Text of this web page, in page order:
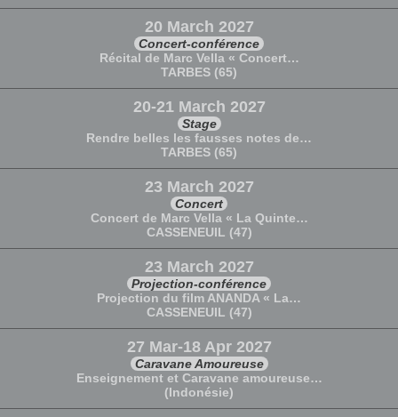
20 March 2027
Concert-conférence
Récital de Marc Vella « Concert…
TARBES (65)
20-21 March 2027
Stage
Rendre belles les fausses notes de…
TARBES (65)
23 March 2027
Concert
Concert de Marc Vella « La Quinte…
CASSENEUIL (47)
23 March 2027
Projection-conférence
Projection du film ANANDA « La…
CASSENEUIL (47)
27 Mar-18 Apr 2027
Caravane Amoureuse
Enseignement et Caravane amoureuse…
(Indonésie)